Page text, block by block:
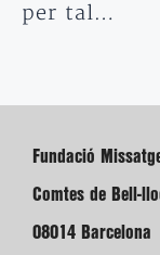
per tal…
Fundació
Comtes de Bell-
08014 Barcelona